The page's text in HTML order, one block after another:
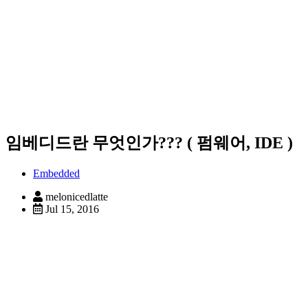
임베디드란 무엇인가??? ( 펌웨어, IDE )
Embedded
melonicedlatte
Jul 15, 2016